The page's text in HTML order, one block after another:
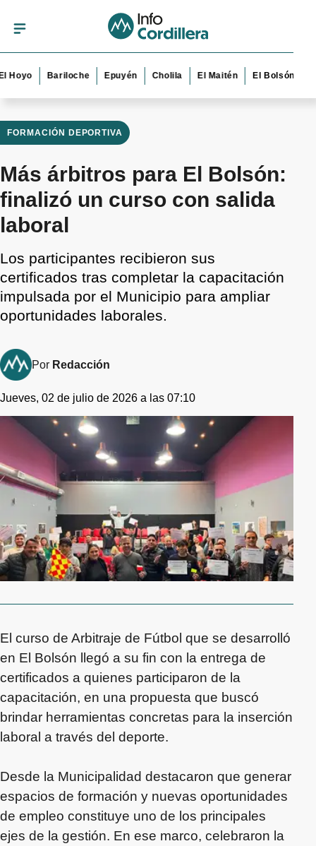
Bariloche Epuyén Cholila El Maitén El Bolsón Esquel
FORMACIÓN DEPORTIVA
Más árbitros para El Bolsón:
finalizó un curso con salida
laboral
Los participantes recibieron sus
certificados tras completar la capacitación
impulsada por el Municipio para ampliar
oportunidades laborales.
Por Redacción
Jueves, 02 de julio de 2026 a las 07:10
El curso de Arbitraje de Fútbol que se desarrolló
en El Bolsón llegó a su fin con la entrega de
certificados a quienes participaron de la
capacitación, en una propuesta que buscó
brindar herramientas concretas para la inserción
laboral a través del deporte.
Desde la Municipalidad destacaron que generar
espacios de formación y nuevas oportunidades
de empleo constituye uno de los principales
ejes de la gestión. En ese marco, celebraron la